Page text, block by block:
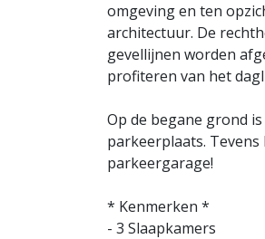
omgeving en ten
architectuur. De
gevellijnen worden
profiteren van het
Op de begane grond
parkeerplaats.
parkeergarage!
* Kenmerken *
- 3 Slaapkamers